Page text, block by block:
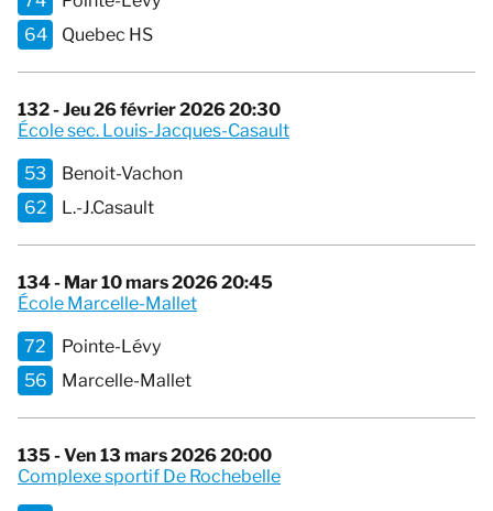
64
Quebec HS
132 - Jeu 26 février 2026 20:30
École sec. Louis-Jacques-Casault
53
Benoit-Vachon
62
L.-J.Casault
134 - Mar 10 mars 2026 20:45
École Marcelle-Mallet
72
Pointe-Lévy
56
Marcelle-Mallet
135 - Ven 13 mars 2026 20:00
Complexe sportif De Rochebelle